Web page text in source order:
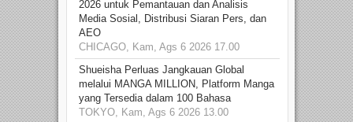
2026 untuk Pemantauan dan Analisis
Media Sosial, Distribusi Siaran Pers, dan
AEO
CHICAGO, Kam, Ags 6 2026 17.00
Shueisha Perluas Jangkauan Global
melalui MANGA MILLION, Platform Manga
yang Tersedia dalam 100 Bahasa
TOKYO, Kam, Ags 6 2026 13.00